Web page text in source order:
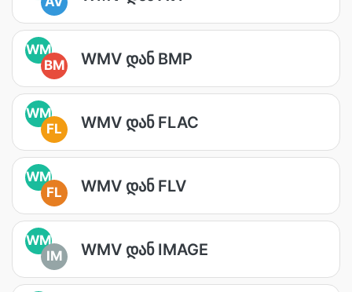
WM
BM
WMV დან BMP
WM
FL
WMV დან FLAC
WM
FL
WMV დან FLV
WM
IM
WMV დან IMAGE